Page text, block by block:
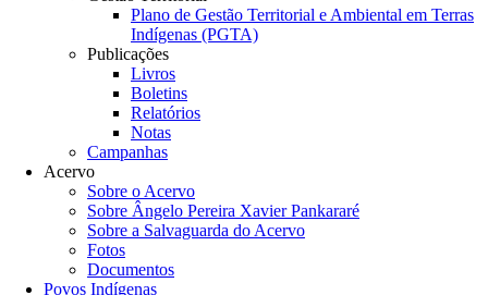
Plano de Gestão Territorial e Ambiental em Terras
Indígenas (PGTA)
Publicações
Livros
Boletins
Relatórios
Notas
Campanhas
Acervo
Sobre o Acervo
Sobre Ângelo Pereira Xavier Pankararé
Sobre a Salvaguarda do Acervo
Fotos
Documentos
Povos Indígenas